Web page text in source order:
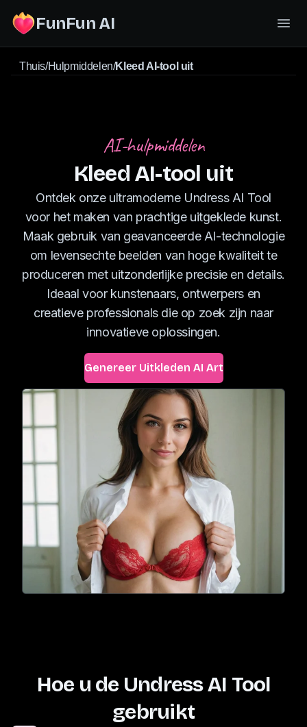
FunFun AI
Thuis/Hulpmiddelen/Kleed AI-tool uit
AI-hulpmiddelen
Kleed AI-tool uit
Ontdek onze ultramoderne Undress AI Tool
voor het maken van prachtige uitgeklede kunst.
Maak gebruik van geavanceerde AI-technologie
om levensechte beelden van hoge kwaliteit te
produceren met uitzonderlijke precisie en details.
Ideaal voor kunstenaars, ontwerpers en
creatieve professionals die op zoek zijn naar
innovatieve oplossingen.
Genereer Uitkleden AI Art
Hoe u de Undress AI Tool
gebruikt